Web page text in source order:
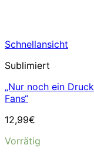
Schnellansicht
Sublimiert
„Nur noch ein
Fans“
12,99€
Vorrätig